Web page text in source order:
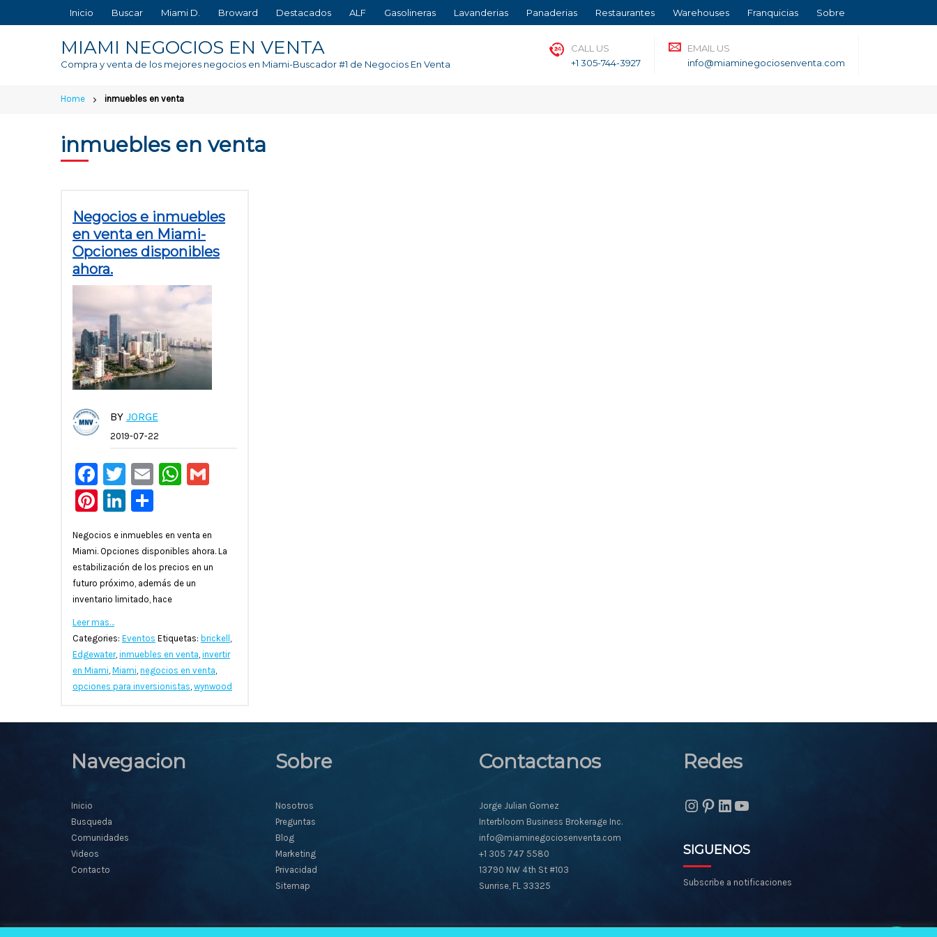
to
Inicio Buscar Miami D. Broward Destacados ALF Gasolineras Lavanderias Panaderias Restaurantes Warehouses Franquicias Sobre
MIAMI NEGOCIOS EN VENTA
Compra y venta de los mejores negocios en Miami-Buscador #1 de Negocios En Venta
CALL US
+1 305-744-3927
EMAIL US
info@miaminegociosenventa.com
Home inmuebles en venta
inmuebles en venta
Negocios e inmuebles
en venta en Miami-
Opciones disponibles
ahora.
BY JORGE
2019-07-22
Facebook
Twitter
EmailWhatsApp
Pinterest
LinkedIn
Negocios e inmuebles en venta en
Miami. Opciones disponibles ahora. La
estabilización de los precios en un
futuro próximo, además de un
inventario limitado, hace
Leer mas…
Categories: Eventos Etiquetas: brickell ,
Edgewater, inmuebles en venta, invertir
en Miami, Miami, negocios en venta,
opciones para inversionistas, wynwood
Navegacion
Inicio
Busqueda
Comunidades
Videos
Contacto
Sobre
Nosotros
Preguntas
Blog
Marketing
Privacidad
Sitemap
Contactanos
Jorge Julian Gomez
Interbloom Business Brokerage Inc.
info@miaminegociosenventa.com
+1 305 747 5580
13790 NW 4th St #103
Sunrise, FL 33325
Redes
Instagram
Pinterest
LinkedIn
YouTube
SIGUENOS
Subscribe a notificaciones